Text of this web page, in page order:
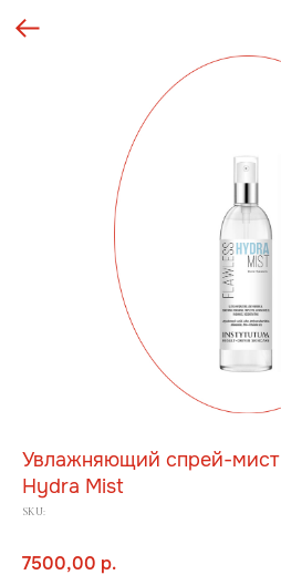
Увлажняющий спрей-
Hydra Mist
SKU:
7500,00 р.